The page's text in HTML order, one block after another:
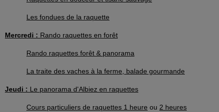
Les fondues de la raquette
Mercredi : Rando raquettes en forêt
Rando raquettes forêt & panorama
La traite des vaches à la ferme, balade gourmande
Jeudi : Le panorama d'Albiez en raquettes
Cours particuliers de raquettes 1 heure ou 2 heures